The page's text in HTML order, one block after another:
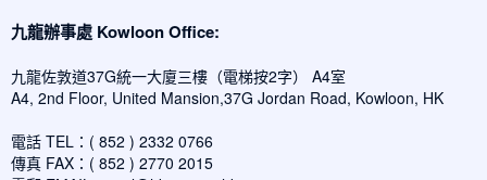
九龍辦事處 Kowloon Office:
九龍佐敦道37G統一大廈三樓（電梯按2字） A4室
A4, 2nd Floor, United Mansion,37G Jordan Road, Kowloon, HK
電話 TEL：( 852 ) 2332 0766
傳真 FAX：( 852 ) 2770 2015